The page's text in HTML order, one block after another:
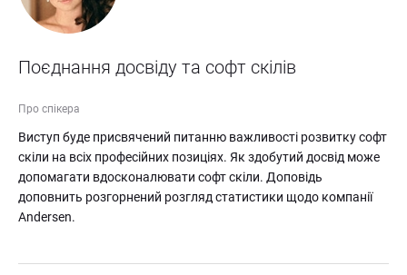
Поєднання досвіду та софт скілів
Про спікера
Виступ буде присвячений питанню важливості розвитку софт
скіли на всіх професійних позиціях. Як здобутий досвід може
допомагати вдосконалювати софт скіли. Доповідь
доповнить розгорнений розгляд статистики щодо компанії
Andersen.